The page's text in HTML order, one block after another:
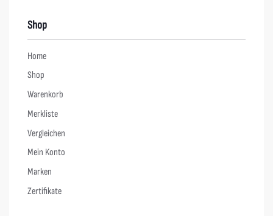
Shop
Home
Shop
Warenkorb
Merkliste
Vergleichen
Mein Konto
Marken
Zertifikate